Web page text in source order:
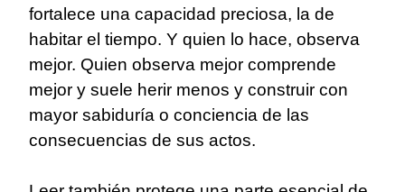
fortalece una capacidad preciosa, la de
habitar el tiempo. Y quien lo hace, observa
mejor. Quien observa mejor comprende
mejor y suele herir menos y construir con
mayor sabiduría o conciencia de las
consecuencias de sus actos.